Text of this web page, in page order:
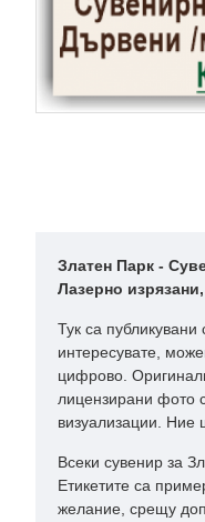
Златен Парк -
Лазерно
Тук са
интересувате,
цифрово.
лицензирани фото
визуализации. Ние
Всеки сувенир за
Етикетите са
желание, срещу